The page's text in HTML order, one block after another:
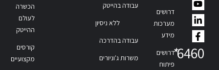
6460
*
דרושים
מערכות
מידע
דרושים
פיתוח
עבודה בהייטק
ללא ניסיון
עבודה בהדרכה
משרות ג'וניורים
הכשרה
לעולם
ההייטק
קורסים
מקצועיים